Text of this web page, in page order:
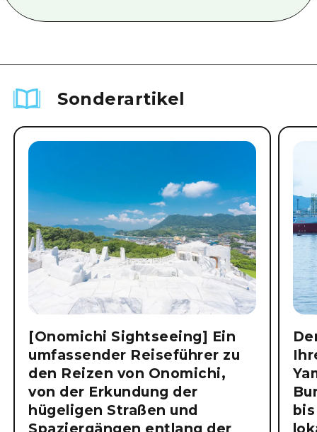
Sonderartikel
[Onomichi Sightseeing] Ein
umfassender Reiseführer zu
den Reizen von Onomichi,
von der Erkundung der
hügeligen Straßen und
Spaziergängen entlang der